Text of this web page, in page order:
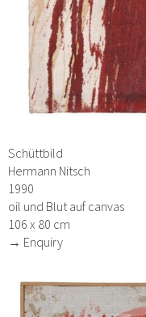
Schüttbild
Hermann Nitsch
1990
oil und Blut auf canvas
106 x 80 cm
→ Enquiry